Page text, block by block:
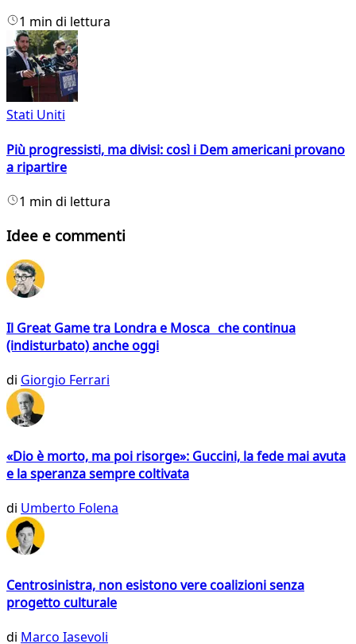
1 min di lettura
Stati Uniti
Più progressisti, ma divisi: così i Dem americani provano
a ripartire
1 min di lettura
Idee e commenti
Il Great Game tra Londra e Mosca che continua
(indisturbato) anche oggi
di Giorgio Ferrari
«Dio è morto, ma poi risorge»: Guccini, la fede mai avuta
e la speranza sempre coltivata
di Umberto Folena
Centrosinistra, non esistono vere coalizioni senza
progetto culturale
di Marco Iasevoli